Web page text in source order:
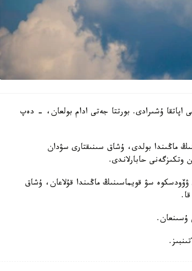
مالىمەت بويىنشا، يۆانوۆو وبلىسىندا ان-22 ۇشاعى اپاتقا ۇشىرادى. بورتتا جەتى ادام بولعان، - دەپ
ماڭىندا بولدى، ۇشاق سىنىقتارى سۋدان
سۋ قويماسىنىڭ ماڭىندا قۇلاعان، ۇشاق